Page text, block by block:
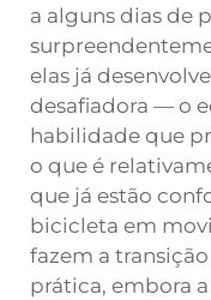
a alguns dias de
elas já
desafiadora — o
habilidade que
o que é
que já estão
bicicleta em
fazem a
prática, embora